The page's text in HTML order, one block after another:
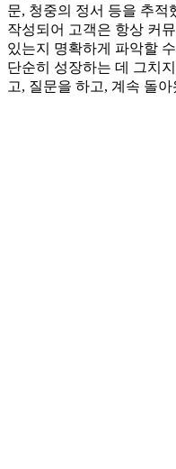
문, 청중의 정서 등을 추적
작성되어 고객은 항상 커
있는지 명확하게 파악할
단순히 성장하는 데 그치
고, 질문을 하고, 계속 돌